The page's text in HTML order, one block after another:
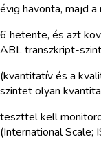
évig havonta, majd
6 hetente, és azt
ABL transzkript-
(kvantitatív és a
szintet olyan
teszttel kell
(International Scale;